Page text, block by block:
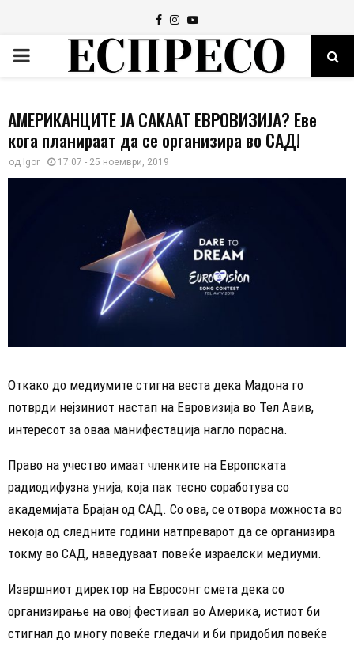
Facebook
Instagram
Youtube
PRIMARY
АМЕРИКАНЦИТЕ ЈА САКААТ ЕВРОВИЗИЈА? Еве
кога планираат да се организира во САД!
од Igor 17:07 - 25 ноември, 2019
Откако до медиумите стигна веста дека Мадона го
потврди нејзиниот настап на Евровизија во Тел Авив,
интересот за оваа манифестација нагло порасна.
Право на учество имаат членките на Европската
радиодифузна унија, која пак тесно соработува со
академијата Брајан од САД. Со ова, се отвора можноста во
некоја од следните години натпреварот да се организира
токму во САД, наведуваат повеќе израелски медиуми.
Извршниот директор на Евросонг смета дека со
организирање на овој фестивал во Америка, истиот би
стигнал до многу повеќе гледачи и би придобил повеќе